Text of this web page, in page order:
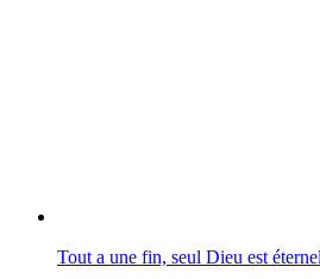
Tout a une fin, seul Dieu est